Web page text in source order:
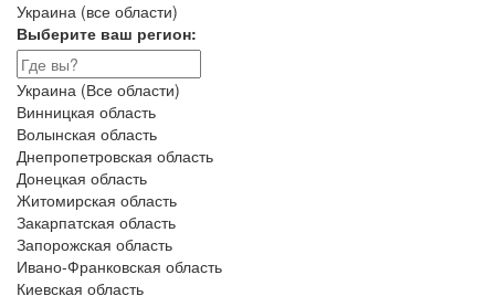
Украина (все области)
Выберите ваш регион:
Украина (Все области)
Винницкая область
Волынская область
Днепропетровская область
Донецкая область
Житомирская область
Закарпатская область
Запорожская область
Ивано-Франковская область
Киевская область